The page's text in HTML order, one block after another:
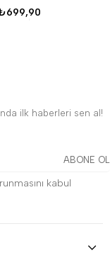
ilk haberleri sen al!
ABONE OL
kabul